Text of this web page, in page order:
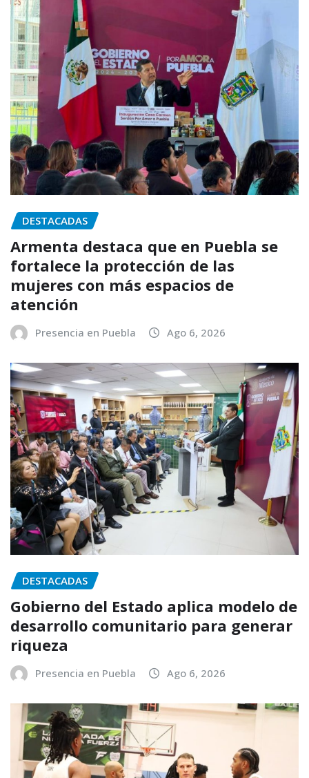
DESTACADAS
Armenta destaca que en Puebla se
fortalece la protección de las
mujeres con más espacios de
atención
Presencia en Puebla Ago 6, 2026
DESTACADAS
Gobierno del Estado aplica modelo de
desarrollo comunitario para generar
riqueza
Presencia en Puebla Ago 6, 2026